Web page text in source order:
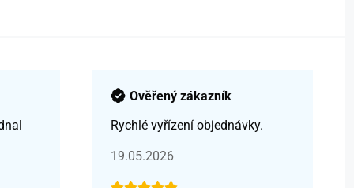
Ověřený zákazník
Rychlé vyřízení objednávky.
19.05.2026